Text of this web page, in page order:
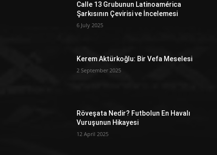
Calle 13 Grubunun Latinoamérica
Şarkısının Çevirisi ve İncelemesi
6 July 2025
Kerem Aktürkoğlu: Bir Vefa Meselesi
2 September 2025
Röveşata Nedir? Futbolun En Havalı
Vuruşunun Hikayesi
12 April 2025